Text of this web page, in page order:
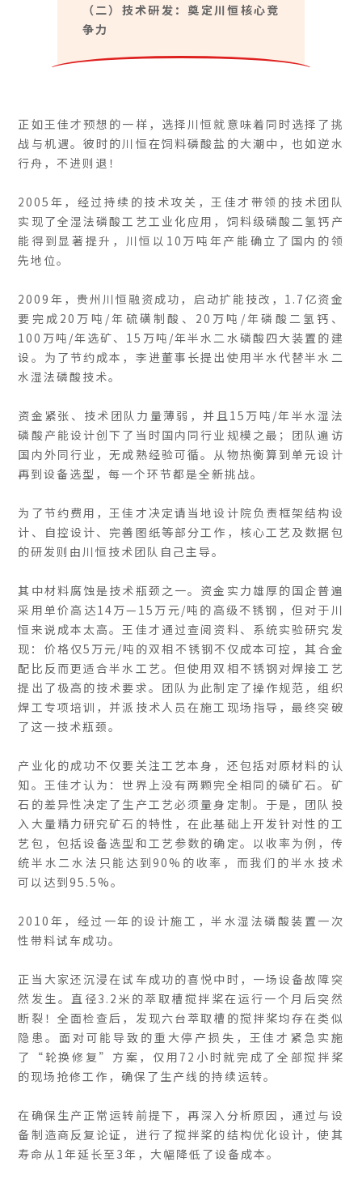
（二）技术研发：奠定川恒核心竞
争力
正如王佳才预想的一样，选择川恒就意味着同时选择了挑
战与机遇。彼时的川恒在饲料磷酸盐的大潮中，也如逆水
行舟，不进则退！
2005年，经过持续的技术攻关，王佳才带领的技术团队
实现了全湿法磷酸工艺工业化应用，饲料级磷酸二氢钙产
能得到显著提升，川恒以10万吨年产能确立了国内的领
先地位。
2009年，贵州川恒融资成功，启动扩能技改，1.7亿资金
要完成20万吨/年硫磺制酸、20万吨/年磷酸二氢钙、
100万吨/年选矿、15万吨/年半水二水磷酸四大装置的建
设。为了节约成本，李进董事长提出使用半水代替半水二
水湿法磷酸技术。
资金紧张、技术团队力量薄弱，并且15万吨/年半水湿法
磷酸产能设计创下了当时国内同行业规模之最；团队遍访
国内外同行业，无成熟经验可循。从物热衡算到单元设计
再到设备选型，每一个环节都是全新挑战。
为了节约费用，王佳才决定请当地设计院负责框架结构设
计、自控设计、完善图纸等部分工作，核心工艺及数据包
的研发则由川恒技术团队自己主导。
其中材料腐蚀是技术瓶颈之一。资金实力雄厚的国企普遍
采用单价高达14万—15万元/吨的高级不锈钢，但对于川
恒来说成本太高。王佳才通过查阅资料、系统实验研究发
现：价格仅5万元/吨的双相不锈钢不仅成本可控，其合金
配比反而更适合半水工艺。但使用双相不锈钢对焊接工艺
提出了极高的技术要求。团队为此制定了操作规范，组织
焊工专项培训，并派技术人员在施工现场指导，最终突破
了这一技术瓶颈。
产业化的成功不仅要关注工艺本身，还包括对原材料的认
知。王佳才认为：世界上没有两颗完全相同的磷矿石。矿
石的差异性决定了生产工艺必须量身定制。于是，团队投
入大量精力研究矿石的特性，在此基础上开发针对性的工
艺包，包括设备选型和工艺参数的确定。以收率为例，传
统半水二水法只能达到90%的收率，而我们的半水技术
可以达到95.5%。
2010年，经过一年的设计施工，半水湿法磷酸装置一次
性带料试车成功。
正当大家还沉浸在试车成功的喜悦中时，一场设备故障突
然发生。直径3.2米的萃取槽搅拌桨在运行一个月后突然
断裂！全面检查后，发现六台萃取槽的搅拌桨均存在类似
隐患。面对可能导致的重大停产损失，王佳才紧急实施
了“轮换修复”方案，仅用72小时就完成了全部搅拌桨
的现场抢修工作，确保了生产线的持续运转。
在确保生产正常运转前提下，再深入分析原因，通过与设
备制造商反复论证，进行了搅拌桨的结构优化设计，使其
寿命从1年延长至3年，大幅降低了设备成本。